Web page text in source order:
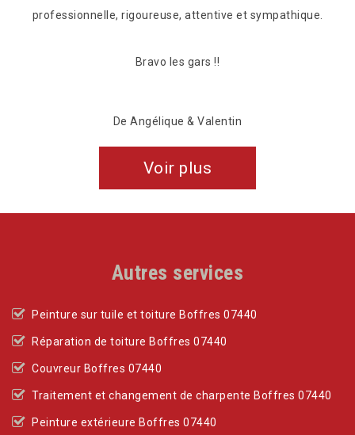
Voir plus
Autres services
Peinture sur tuile et toiture Boffres 07440
Réparation de toiture Boffres 07440
Couvreur Boffres 07440
Traitement et changement de charpente Boffres 07440
Peinture extérieure Boffres 07440